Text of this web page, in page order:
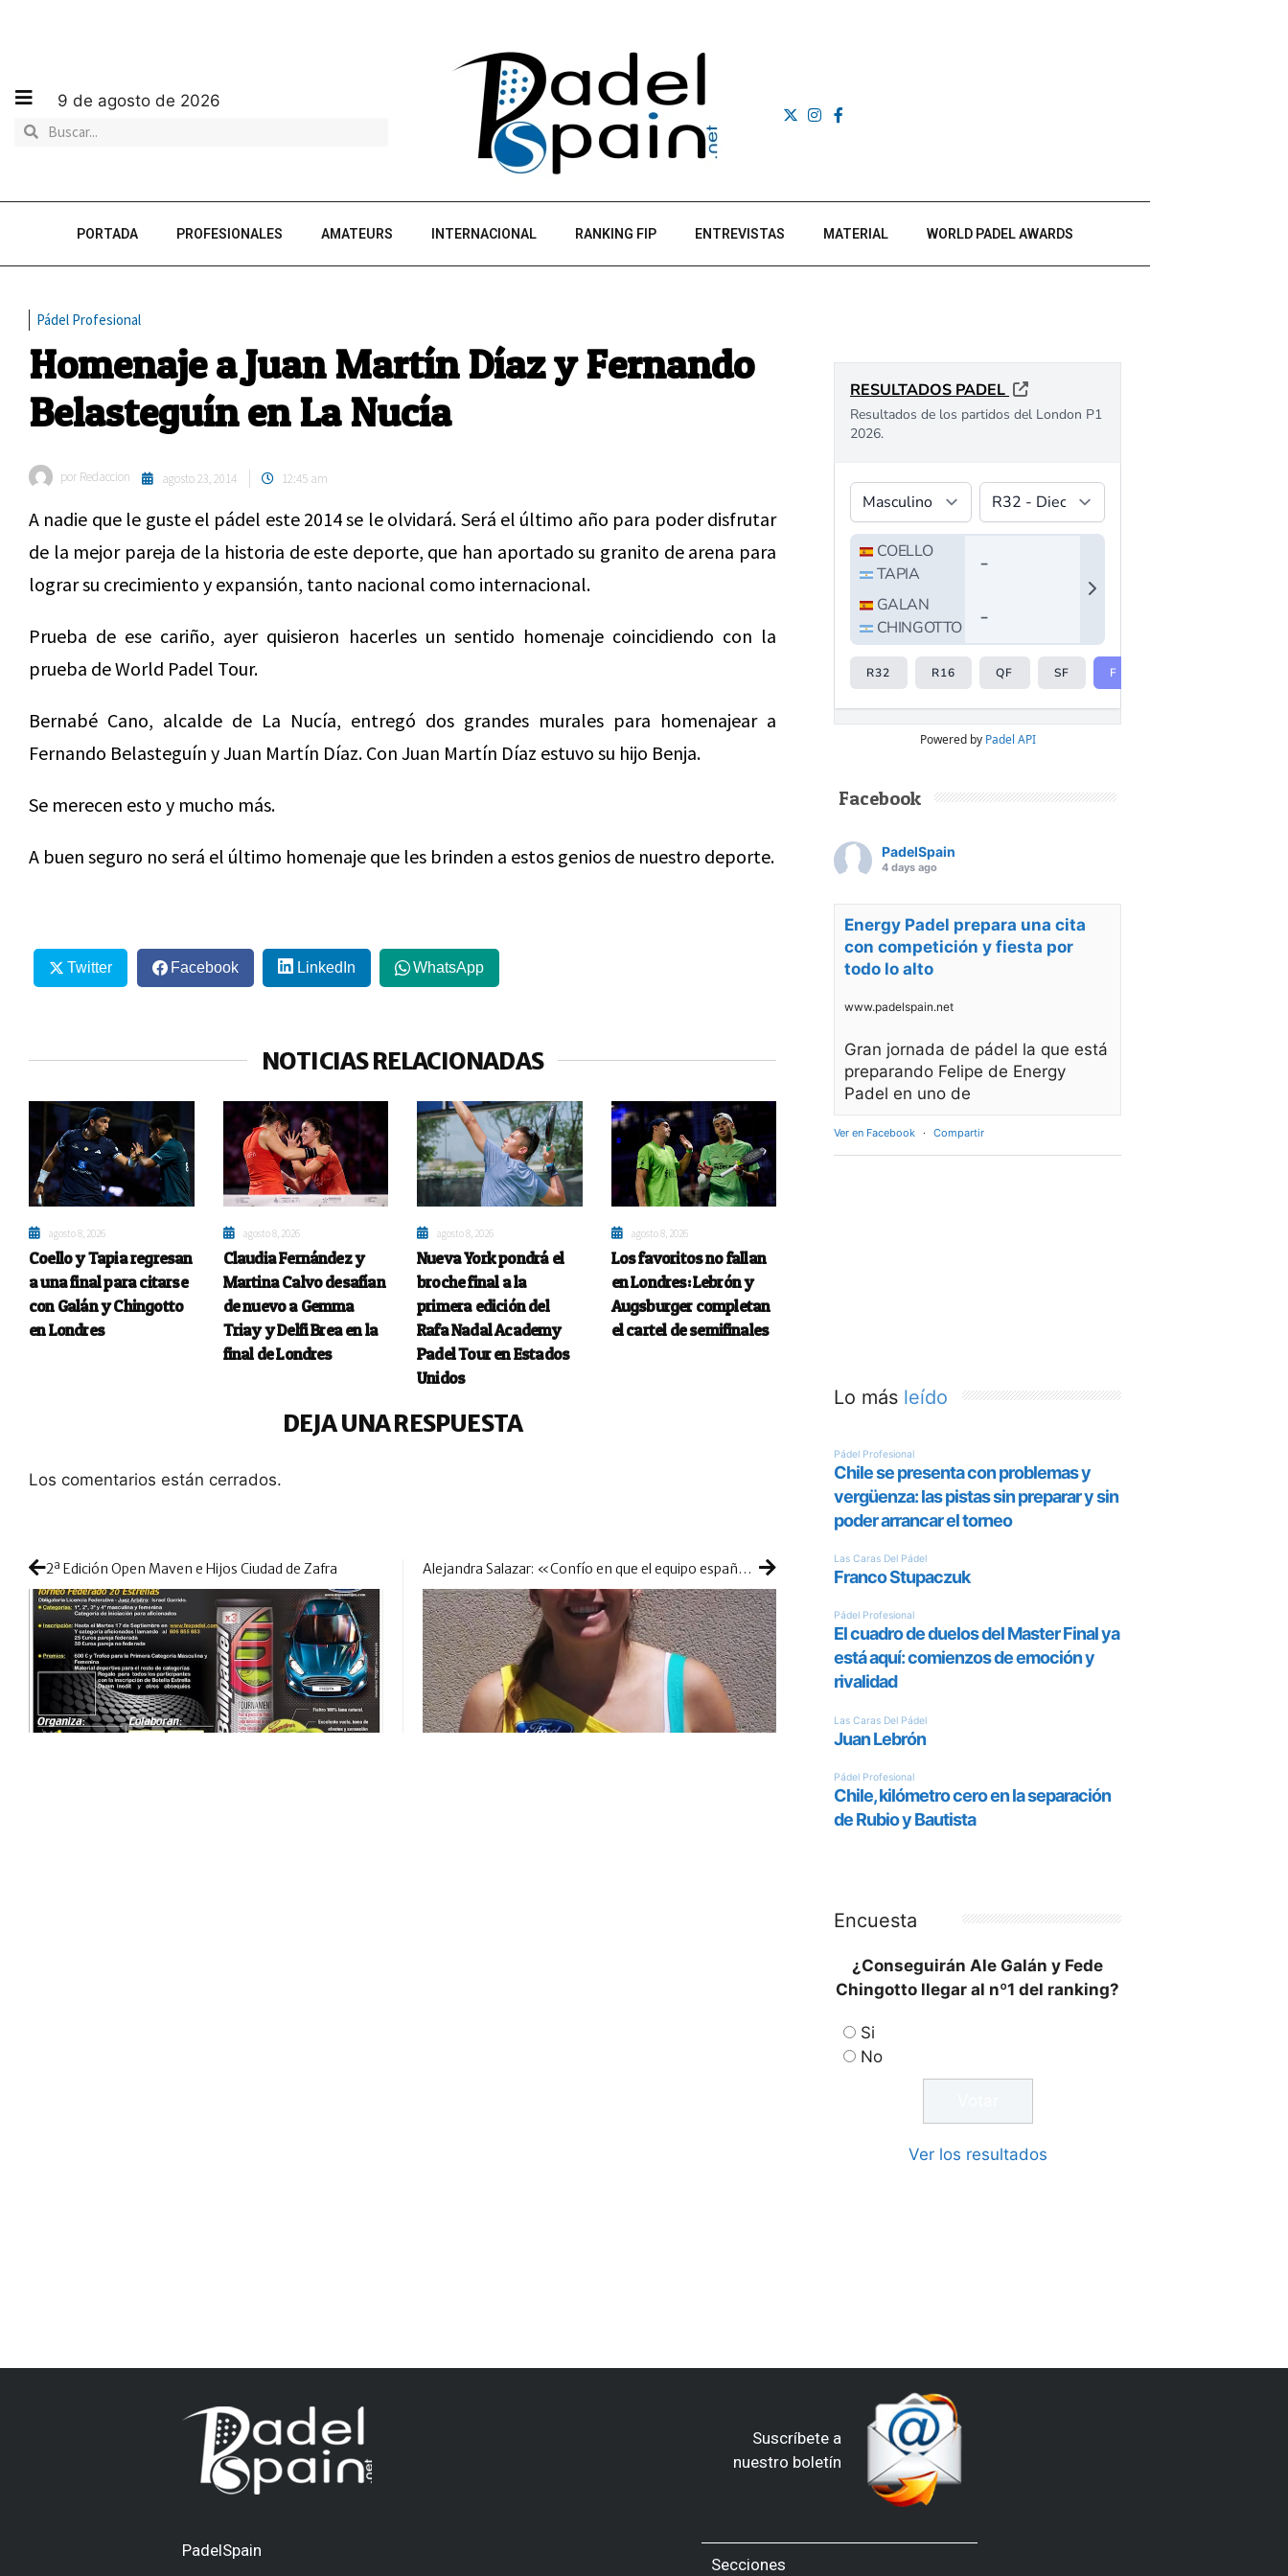
9 de agosto de 2026
PORTADA PROFESIONALES AMATEURS INTERNACIONAL RANKING FIP ENTREVISTAS MATERIAL WORLD PADEL AWARDS
Pádel Profesional
Homenaje a Juan Martín Díaz y Fernando
Belasteguín en La Nucía
por Redaccion agosto 23, 2014 12:45 am
A nadie que le guste el pádel este 2014 se le olvidará. Será el último año para poder disfrutar
de la mejor pareja de la historia de este deporte, que han aportado su granito de arena para
lograr su crecimiento y expansión, tanto nacional como internacional.
Prueba de ese cariño, ayer quisieron hacerles un sentido homenaje coincidiendo con la
prueba de World Padel Tour.
Bernabé Cano, alcalde de La Nucía, entregó dos grandes murales para homenajear a
Fernando Belasteguín y Juan Martín Díaz. Con Juan Martín Díaz estuvo su hijo Benja.
Se merecen esto y mucho más.
A buen seguro no será el último homenaje que les brinden a estos genios de nuestro deporte.
Twitter Facebook LinkedIn WhatsApp
NOTICIAS RELACIONADAS
agosto 8, 2026
Coello y Tapia regresan
a una final para citarse
con Galán y Chingotto
en Londres
agosto 8, 2026
Claudia Fernández y
Martina Calvo desafían
de nuevo a Gemma
Triay y Delfi Brea en la
final de Londres
agosto 8, 2026
Nueva York pondrá el
broche final a la
primera edición del
Rafa Nadal Academy
Padel Tour en Estados
Unidos
agosto 8, 2026
Los favoritos no fallan
en Londres: Lebrón y
Augsburger completan
el cartel de semifinales
DEJA UNA RESPUESTA
Los comentarios están cerrados.
2ª Edición Open Maven e Hijos Ciudad de Zafra Alejandra Salazar: «Confío en que el equipo español consiga el primer puesto»
Powered by Padel API
Facebook
PadelSpain
4 days ago
Energy Padel prepara una cita
con competición y fiesta por
todo lo alto
www.padelspain.net
Gran jornada de pádel la que está
preparando Felipe de Energy
Padel en uno de
Ver en Facebook · Compartir
Lo más leído
Encuesta
¿Conseguirán Ale Galán y Fede
Chingotto llegar al nº1 del ranking?
Si
No
Ver los resultados
Suscríbete a
nuestro boletín
PadelSpain
Secciones